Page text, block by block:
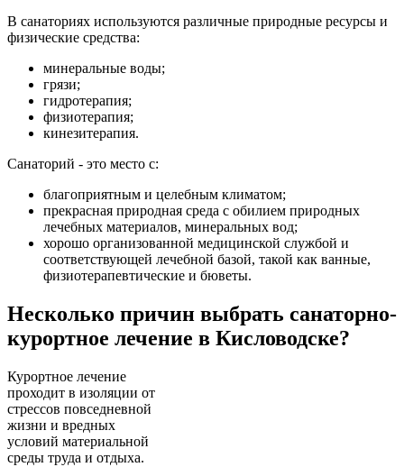
В санаториях используются различные природные ресурсы и
физические средства:
минеральные воды;
грязи;
гидротерапия;
физиотерапия;
кинезитерапия.
Санаторий - это место с:
благоприятным и целебным климатом;
прекрасная природная среда с обилием природных
лечебных материалов, минеральных вод;
хорошо организованной медицинской службой и
соответствующей лечебной базой, такой как ванные,
физиотерапевтические и бюветы.
Несколько причин выбрать санаторно-
курортное лечение в Кисловодске?
Курортное лечение
проходит в изоляции от
стрессов повседневной
жизни и вредных
условий материальной
среды труда и отдыха.